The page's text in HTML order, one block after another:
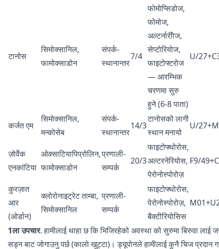
टानोस
सिमोक्सानिल,
फामोक्साडोन
संपर्क-
स्थानान्तर
7/4
फोमोप्सिडोज,
फोमोज,
अल्टर्नारीोज,
सेप्टोरियोज,
फाइटोफ्टरोज
— आरम्भिक
चरणमा सुरु
हुने (6-8 पाता)
U/
कर्जत एम
सिमोक्सानिल,
मन्कोसेब
संपर्क-
स्थानान्तर
14/3
टानोसको लागी
स्थान मनायो
U/
ज़ोर्वेक
एनकांटिया
ओक्साटियापिप्रोलिन,
फामोक्साडोन
प्रणाली-
सम्पर्क
20/3
फाइटोफ्थोरोस,
अल्टरनेरियोस,
पेरोनोस्पोरोज़
F9/
कुरज़ात
आर
(ओर्डान)
क्लोरोनाइट्रेट ताम्बा,
सिमोक्सानिल
प्रणाली-
सम्पर्क
फाइटोफ्थोरोस,
पेरोनोस्पोरोज़,
बैक्टीरियोसिस
1ला उपचार. हामीलाई थाहा छ कि भिजिरहेको अवस्था को सुरुमा बिरुवा लाई
सड्न बाट जोगाउनु पर्छ (कालो खुट्टा)। ड्यूपोनले हामीलाई कुनै चिज प्रदान